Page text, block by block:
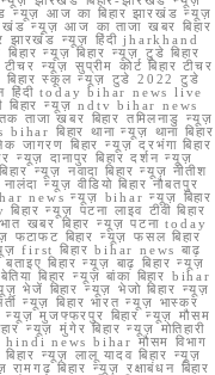
न्यूज़ आज का बिहार झारखंड न्यूज़
न्यूज़ आज का ताजा खबर बिहार
झारखंड न्यूज़ हिंदी jharkhand
न्यूज़ बिहार न्यूज़ टुडे बिहार
न्यूज़ सुप्रीम कोर्ट बिहार टीचर
बिहार स्कूल न्यूज़ टुडे 2022 टुडे
हिंदी today bihar news live
न्यूज़ ndtv bihar news
ताजा खबर बिहार तमिलनाडु न्यूज़
बिहार थाना न्यूज़ थाना बिहार
जागरण बिहार न्यूज़ दरभंगा बिहार
न्यूज़ दानापुर बिहार दर्शन न्यूज़
न्यूज़ नवादा बिहार न्यूज़ नीतीश
न्यूज़ वीडियो बिहार नौबतपुर
news न्यूज़ bihar न्यूज़ बिहार
न्यूज़ पटना लाइव टीवी बिहार
खबर बिहार न्यूज़ पटना today
बिहार न्यूज़ फसल बिहार
first बिहार bihar news बाढ़
बिहार न्यूज़ बाढ़ बिहार न्यूज़
बिहार न्यूज़ बांका बिहार bihar
भेजें बिहार न्यूज़ भेजो बिहार न्यूज़
न्यूज़ बिहार भारत न्यूज़ भास्कर
न्यूज़ मुजफ्फरपुर बिहार न्यूज़ मौसम
न्यूज़ मुंगेर बिहार न्यूज़ मोतिहारी
hindi news bihar मौसम विभाग
न्यूज़ लालू यादव बिहार न्यूज़
रामगढ़ बिहार न्यूज़ रक्षाबंधन बिहार